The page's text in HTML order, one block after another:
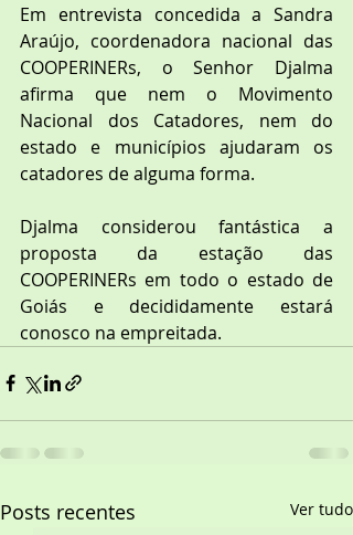
Em entrevista concedida a Sandra
Araújo, coordenadora nacional das
COOPERINERs, o Senhor Djalma
afirma que nem o Movimento
Nacional dos Catadores, nem do
estado e municípios ajudaram os
catadores de alguma forma.
Djalma considerou fantástica a
proposta da estação das
COOPERINERs em todo o estado de
Goiás e decididamente estará
conosco na empreitada.
Posts recentes Ver tudo